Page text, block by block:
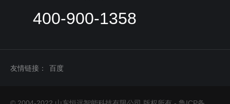
400-900-1358
友情链接： 百度